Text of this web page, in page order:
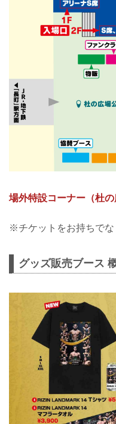
場外特設コーナー（杜の
※チケットをお持ちで
グッズ販売ブース